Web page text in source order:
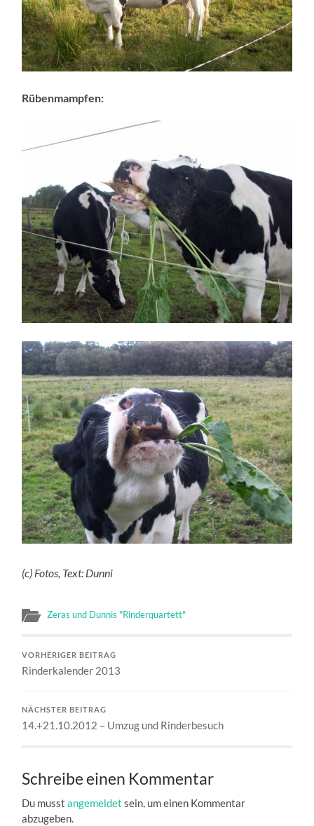
Rübenmampfen:
(c) Fotos, Text: Dunni
Zeras und Dunnis "Rinderquartett"
VORHERIGER BEITRAG
Rinderkalender 2013
NÄCHSTER BEITRAG
14.+21.10.2012 – Umzug und Rinderbesuch
Schreibe einen Kommentar
Du musstangemeldet sein, um einen Kommentar
abzugeben.